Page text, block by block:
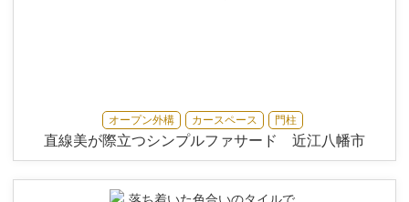
オープン外構 カースペース 門柱
直線美が際立つシンプルファサード 近江八幡市